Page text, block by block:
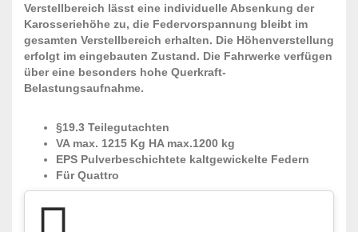
Verstellbereich lässt eine individuelle Absenkung der
Karosseriehöhe zu, die Federvorspannung bleibt im
gesamten Verstellbereich erhalten. Die Höhenverstellung
erfolgt im eingebauten Zustand. Die Fahrwerke verfügen
über eine besonders hohe Querkraft-
Belastungsaufnahme.
§19.3 Teilegutachten
VA max. 1215 Kg HA max.1200 kg
EPS Pulverbeschichtete kaltgewickelte Federn
Für Quattro